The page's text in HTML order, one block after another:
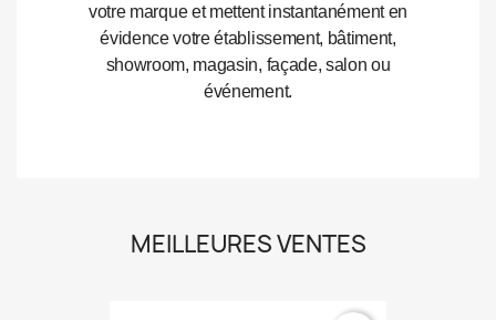
votre marque et mettent instantanément en
évidence votre établissement, bâtiment,
showroom, magasin, façade, salon ou
événement.
MEILLEURES VENTES